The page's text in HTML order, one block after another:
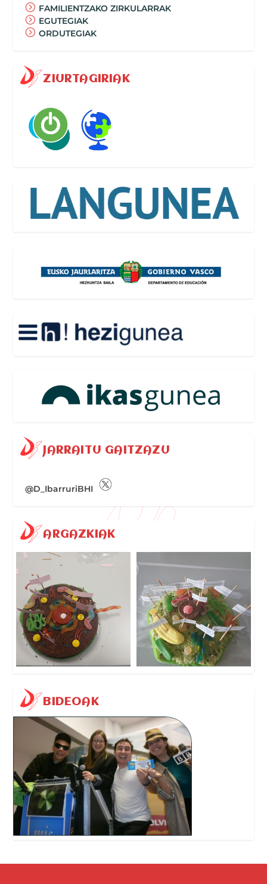
FAMILIENTZAKO ZIRKULARRAK
EGUTEGIAK
ORDUTEGIAK
ZIURTAGIRIAK
JARRAITU GAITZAZU
@D_IbarruriBHI
ARGAZKIAK
BIDEOAK